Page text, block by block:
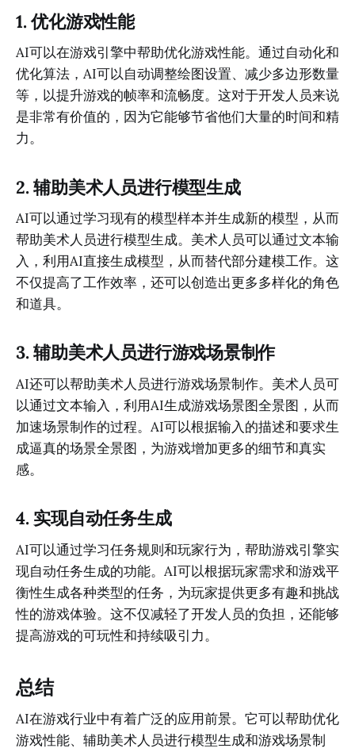
1. 优化游戏性能
AI可以在游戏引擎中帮助优化游戏性能。通过自动化和
优化算法，AI可以自动调整绘图设置、减少多边形数量
等，以提升游戏的帧率和流畅度。这对于开发人员来说
是非常有价值的，因为它能够节省他们大量的时间和精
力。
2. 辅助美术人员进行模型生成
AI可以通过学习现有的模型样本并生成新的模型，从而
帮助美术人员进行模型生成。美术人员可以通过文本输
入，利用AI直接生成模型，从而替代部分建模工作。这
不仅提高了工作效率，还可以创造出更多多样化的角色
和道具。
3. 辅助美术人员进行游戏场景制作
AI还可以帮助美术人员进行游戏场景制作。美术人员可
以通过文本输入，利用AI生成游戏场景图全景图，从而
加速场景制作的过程。AI可以根据输入的描述和要求生
成逼真的场景全景图，为游戏增加更多的细节和真实
感。
4. 实现自动任务生成
AI可以通过学习任务规则和玩家行为，帮助游戏引擎实
现自动任务生成的功能。AI可以根据玩家需求和游戏平
衡性生成各种类型的任务，为玩家提供更多有趣和挑战
性的游戏体验。这不仅减轻了开发人员的负担，还能够
提高游戏的可玩性和持续吸引力。
总结
AI在游戏行业中有着广泛的应用前景。它可以帮助优化
游戏性能、辅助美术人员进行模型生成和游戏场景制